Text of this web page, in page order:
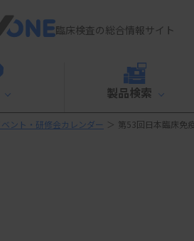
臨床検査の総合情報サイト
製品検索
ベント・研修会カレンダー ＞ 第53回日本臨床免